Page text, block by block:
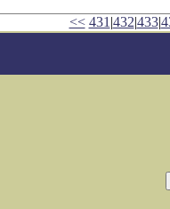
<< 431 |432|433|